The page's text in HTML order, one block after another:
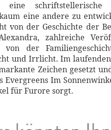
schriftstellerische
eine andere zu
von der Geschichte der
zahlreiche
von der
und Irrlicht. Im
Zeichen gesetzt
Evergreens Im
für Furore sorgt.